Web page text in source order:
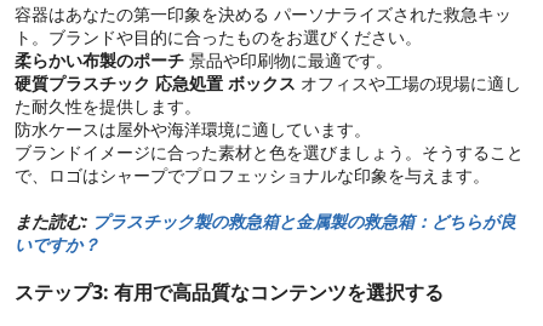
容器はあなたの第一印象を決める パーソナライズされた救急キッ
ト。ブランドや目的に合ったものをお選びください。
柔らかい布製のポーチ 景品や印刷物に最適です。
硬質プラスチック 応急処置 ボックス オフィスや工場の現場に適し
た耐久性を提供します。
防水ケースは屋外や海洋環境に適しています。
ブランドイメージに合った素材と色を選びましょう。そうすること
で、ロゴはシャープでプロフェッショナルな印象を与えます。
また読む: プラスチック製の救急箱と金属製の救急箱：どちらが良
いですか？
ステップ3: 有用で高品質なコンテンツを選択する